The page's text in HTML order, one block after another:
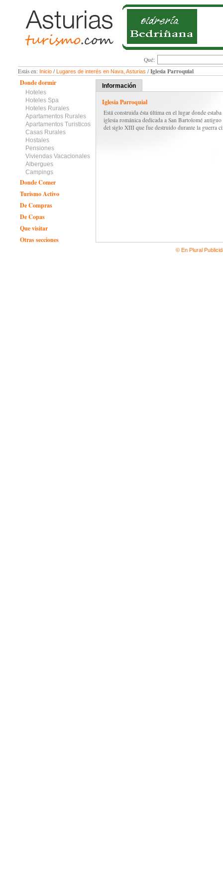
Qué:
Estás en: Inicio/ Lugares de interés en Nava, Asturias / Iglesia Parroquial
Donde dormir
Hoteles
Hoteles Spa
Hoteles Rurales
Apartamentos Rurales
Apartamentos Turisticos
Casas Rurales
Hostales
Pensiones
Viviendas Vacacionales
Albergues
Campings
Donde Comer
Turismo Activo
De Compras
De Copas
Que visitar
Otras secciones
Información
Iglesia Parroquial
Está construida ésta última en el lugar donde
iglesia románica dedicada a San Bartolomé
del siglo XIII que fue destruido durante la guerra
© En Plural